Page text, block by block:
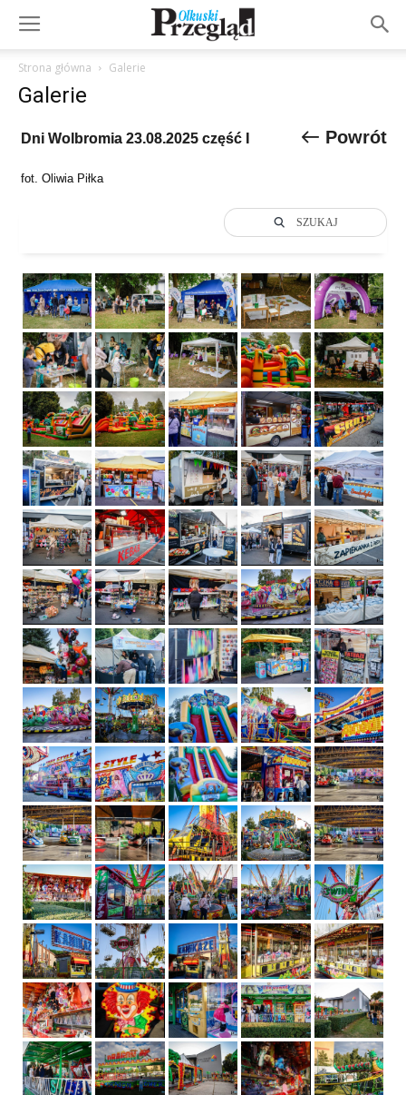
Strona główna Galerie
Galerie
Powrót
Dni Wolbromia 23.08.2025 część I
fot. Oliwia Piłka
SZUKAJ